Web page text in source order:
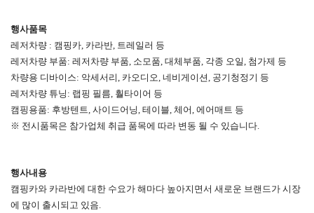
행사품목
레저차량 : 캠핑카, 카라반, 트레일러 등
레저차량 부품: 레저차량 부품, 소모품, 대체부품, 각종 오일, 첨가제 등
차량용 디바이스: 악세서리, 카오디오, 네비게이션, 공기청정기 등
레저차량 튜닝: 랩핑 필름, 훨타이어 등
캠핑용품: 후방텐트, 사이드어닝, 테이블, 체어, 에어매트 등
※ 전시품목은 참가업체 취급 품목에 따라 변동 될 수 있습니다.
행사내용
캠핑카와 카라반에 대한 수요가 해마다 높아지면서 새로운 브랜드가 시장
에 많이 출시되고 있음.